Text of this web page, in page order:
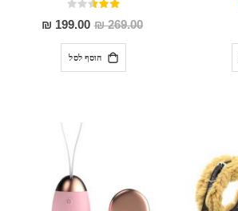
דירוג:
50%
269.00 ₪
מחיר
מבצע
199.00 ₪
הוסף לסל